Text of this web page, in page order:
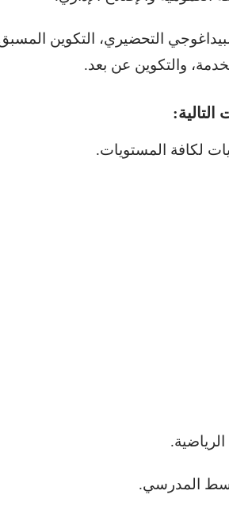
البيداغوجي التحضيري، التكوين
والتكوين عن بعد.
لكافة المستويات.
المدرسي.